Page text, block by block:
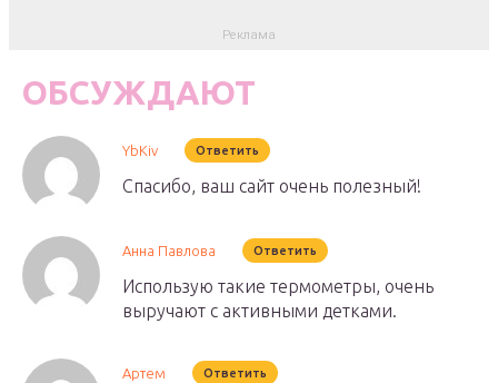
ОБСУЖДАЮТ
YbKiv Ответить
Спасибо, ваш сайт очень полезный!
Анна Павлова Ответить
Использую такие термометры, очень
выручают с активными детками.
Артем Ответить